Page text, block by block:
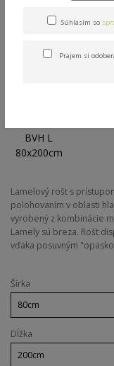
Double
Lamelový rošt s
polohovaním v oblasti
vyrobený z kombinácie
Lamely sú breza. Rošt
vďaka posuvným
Šírka
Dĺžka
Súhlasím so
Prajem si